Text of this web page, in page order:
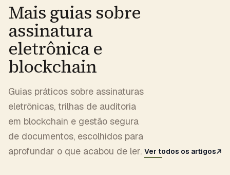
Mais guias sobre
assinatura
eletrônica e
blockchain
Guias práticos sobre assinaturas
eletrônicas, trilhas de auditoria
em blockchain e gestão segura
de documentos, escolhidos para
aprofundar o que acabou de ler. Ver todos os artigos